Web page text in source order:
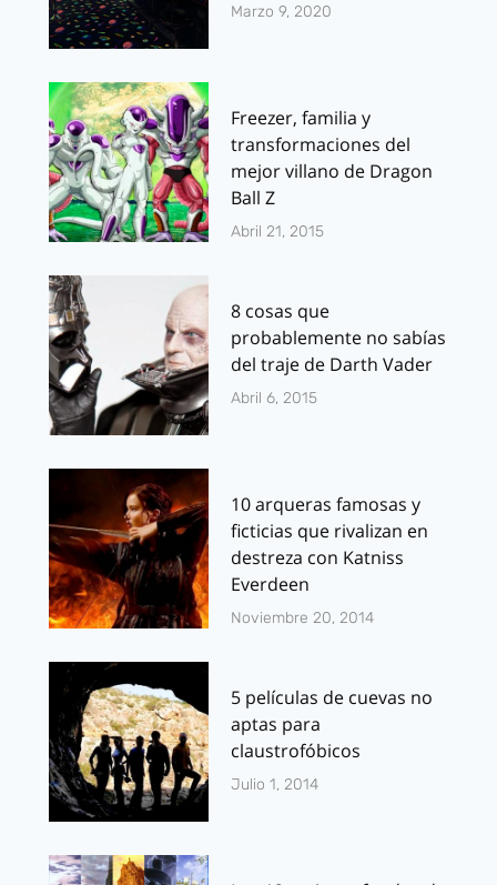
Marzo 9, 2020
Freezer, familia y
transformaciones del
mejor villano de Dragon
Ball Z
Abril 21, 2015
8 cosas que
probablemente no sabías
del traje de Darth Vader
Abril 6, 2015
10 arqueras famosas y
ficticias que rivalizan en
destreza con Katniss
Everdeen
Noviembre 20, 2014
5 películas de cuevas no
aptas para
claustrofóbicos
Julio 1, 2014